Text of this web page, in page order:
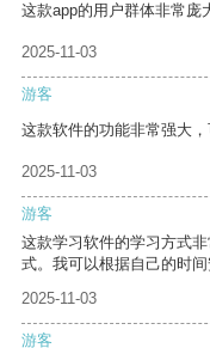
这款app的用户群体非常庞
2025-11-03
游客
这款软件的功能非常强大
2025-11-03
游客
这款学习软件的学习方式
式。我可以根据自己的时间
2025-11-03
游客